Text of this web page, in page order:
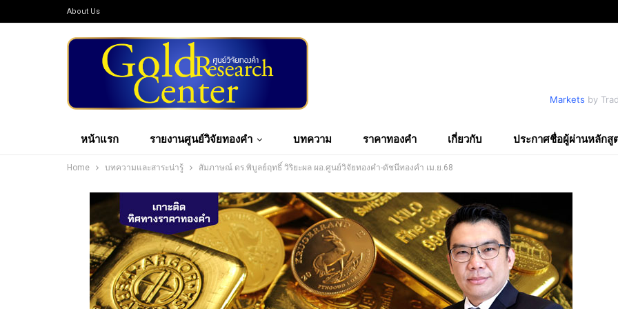
About Us
Markets by
หน้าแรก รายงานศูนย์วิจัยทองคำ บทความ ราคาทองคำ เกี่ยวกับ ประกาศชื่อผู้ผ่านหลักสู
Home บทความและสาระน่ารู้ สัมภาษณ์ ดร.พิบูลย์ฤทธิ์ วิริยะผล ผอ.ศูนย์วิจัยทองคำ-ดัชนีทองคำ เม.ย.68